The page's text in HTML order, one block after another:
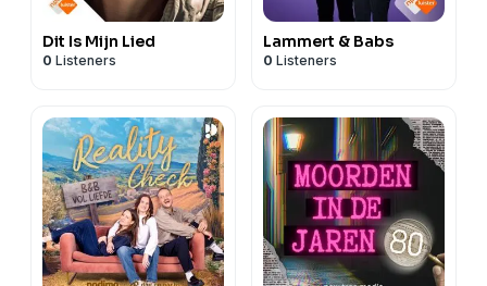
Dit Is Mijn Lied
0 Listeners
Lammert & Babs
0 Listeners